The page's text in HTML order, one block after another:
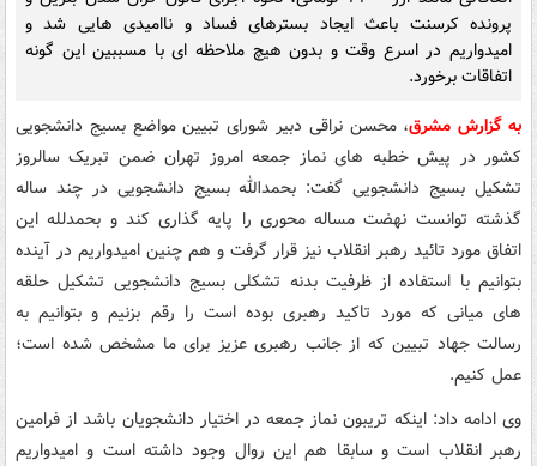
پرونده کرسنت باعث ایجاد بسترهای فساد و ناامیدی هایی شد و
امیدواریم در اسرع وقت و بدون هیچ ملاحظه ای با مسببین این گونه
اتفاقات برخورد.
به گزارش مشرق، محسن نراقی دبیر شورای تبیین مواضع بسیج دانشجویی
کشور در پیش خطبه های نماز جمعه امروز تهران ضمن تبریک سالروز
تشکیل بسیج دانشجویی گفت: بحمدالله بسیج دانشجویی در چند ساله
گذشته توانست نهضت مساله محوری را پایه گذاری کند و بحمدلله این
اتفاق مورد تائید رهبر انقلاب نیز قرار گرفت و هم چنین امیدواریم در آینده
بتوانیم با استفاده از ظرفیت بدنه تشکلی بسیج دانشجویی تشکیل حلقه
های میانی که مورد تاکید رهبری بوده است را رقم بزنیم و بتوانیم به
رسالت جهاد تبیین که از جانب رهبری عزیز برای ما مشخص شده است؛
عمل کنیم.
وی ادامه داد: اینکه تریبون نماز جمعه در اختیار دانشجویان باشد از فرامین
رهبر انقلاب است و سابقا هم این روال وجود داشته است و امیدواریم